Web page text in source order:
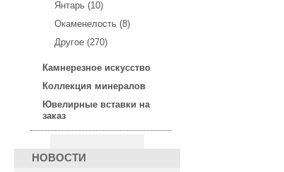
Янтарь (10)
Окаменелость (8)
Другое (270)
Камнерезное искусство
Коллекция минералов
Ювелирные вставки на
заказ
НОВОСТИ